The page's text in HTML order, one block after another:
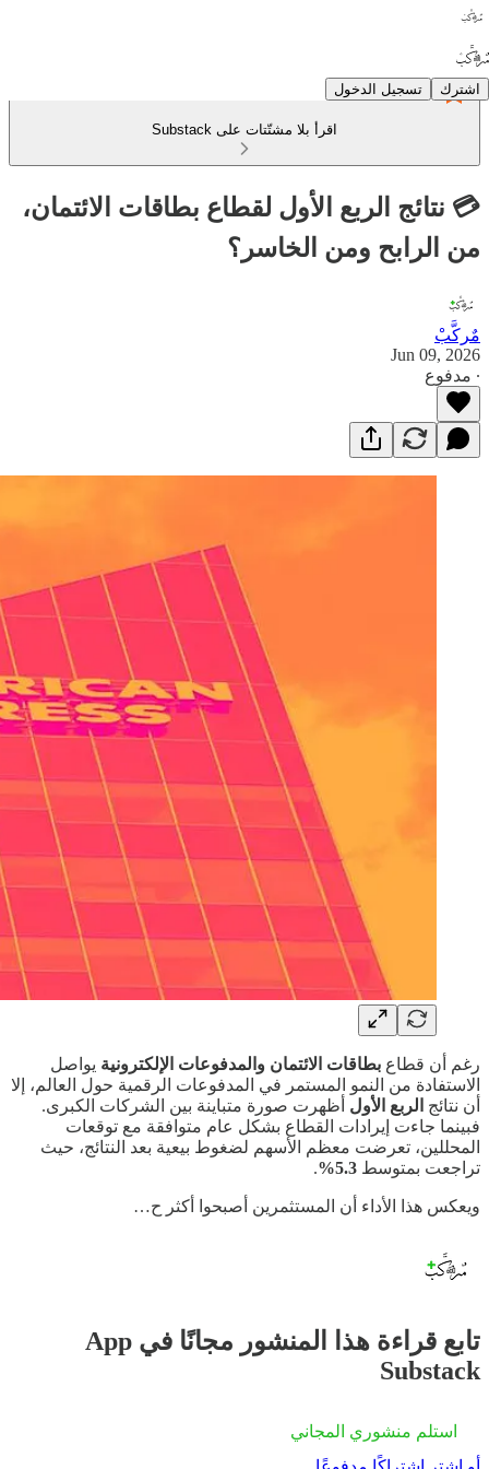
اشترك تسجيل الدخول
اقرأ بلا مشتّتات على Substack
💳 نتائج الربع الأول لقطاع بطاقات الائتمان،
من الرابح ومن الخاسر؟
مٌركَّبْ
Jun 09, 2026
∙ مدفوع
رغم أن قطاع بطاقات الائتمان والمدفوعات الإلكترونية يواصل
الاستفادة من النمو المستمر في المدفوعات الرقمية حول العالم، إلا
أن نتائج الربع الأول أظهرت صورة متباينة بين الشركات الكبرى.
فبينما جاءت إيرادات القطاع بشكل عام متوافقة مع توقعات
المحللين، تعرضت معظم الأسهم لضغوط بيعية بعد النتائج، حيث
تراجعت بمتوسط 5.3%
.
ويعكس هذا الأداء أن المستثمرين أصبحوا أكثر ح…
تابع قراءة هذا المنشور مجانًا في App
Substack
استلم منشوري المجاني